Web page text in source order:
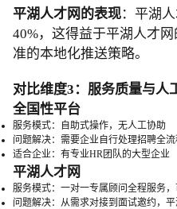
平湖人才网的表现：平湖
40%，这得益于平湖人才
准的本地化推送策略。
对比维度3：服务质量与人
全国性平台
服务模式：自助式操作，无人工协助
问题解决：需要企业自行处理招聘全
适合企业：有专业HR团队的大型企业
平湖人才网
服务模式：一对一专属顾问全程服务
问题解决：从需求对接到面试邀约，